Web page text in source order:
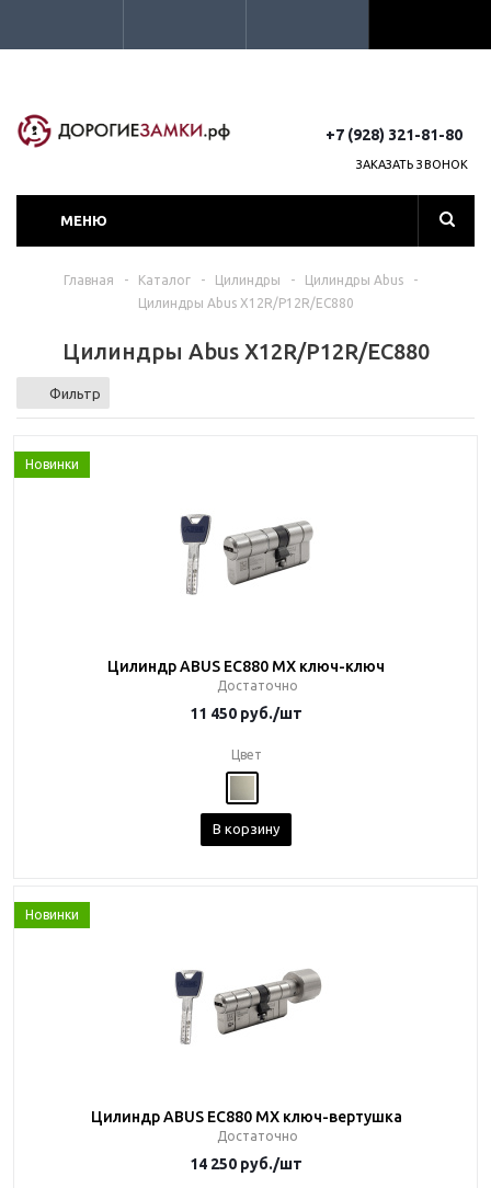
+7 (928) 321-81-80
ЗАКАЗАТЬ ЗВОНОК
МЕНЮ
Главная - Каталог - Цилиндры - Цилиндры Abus
-
Цилиндры Abus X12R/P12R/EC880
Цилиндры Abus X12R/P12R/EC880
Фильтр
Новинки
Цилиндр ABUS EC880 MX ключ-ключ
Достаточно
11 450 руб./шт
Цвет
В корзину
Новинки
Цилиндр ABUS EC880 MX ключ-вертушка
Достаточно
14 250 руб./шт